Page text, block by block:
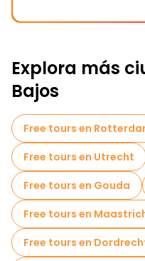
Explora más
Bajos
Free tours en
Free tours en Utrecht
Free tours en Gouda
Free tours en
Free tours en